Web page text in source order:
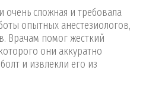
очень сложная и требовала
опытных анестезиологов,
Врачам помог жесткий
они аккуратно
и извлекли его из